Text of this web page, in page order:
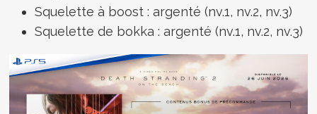
Squelette à boost : argenté (nv.1, nv.2, nv.3)
Squelette de bokka : argenté (nv.1, nv.2, nv.3)